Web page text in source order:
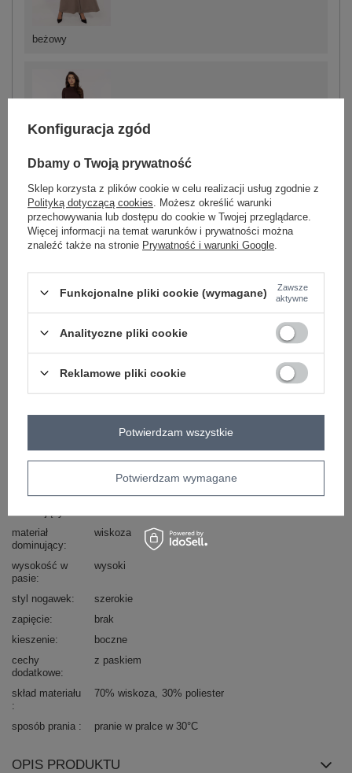
beżowy
brązowy
One size
ZALOGUJ SIĘ I ZOBACZ CENĘ
Masz pytanie? Chętnie pomożemy.
Zadzwoń+48 601 547 740 Zadaj pytanie
Kod produktu
IT-SP-17872.76
Marka
ITALY MODA
palazzo
styl
elegancki
codzienne
do pracy
wzór
gładki
materiał
dominujący
wiskoza
wysokość w
pasie
wysoki
styl nogawek
szerokie
zapięcie
brak
kieszenie
boczne
cechy
dodatkowe
z paskiem
skład materiału 70% wiskoza 30% poliester
sposób prania pranie w pralce w 30°C
OPIS PRODUKTU
Konfiguracja zgód
Dbamy o Twoją prywatność
Sklep korzysta z plików cookie w celu realizacji usług zgodnie z
Polityką dotyczącą cookies . Możesz określić warunki
przechowywania lub dostępu do cookie w Twojej przeglądarce.
Więcej informacji na temat warunków i prywatności można
znaleźć także na stronie Prywatność i warunki Google
Funkcjonalne pliki cookie (wymagane)
Zawsze
aktywne
Analityczne pliki cookie
Reklamowe pliki cookie
Potwierdzam wymagane
Potwierdzam wszystkie